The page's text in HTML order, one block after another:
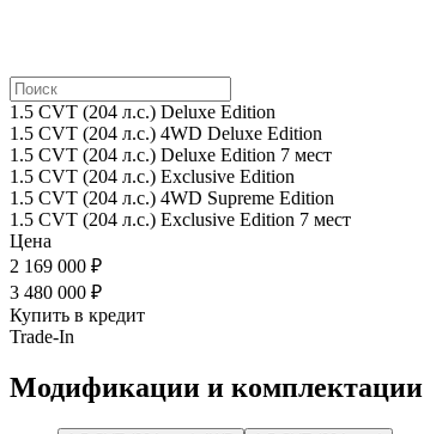
1.5 CVT (204 л.с.) Deluxe Edition
1.5 CVT (204 л.с.) 4WD Deluxe Edition
1.5 CVT (204 л.с.) Deluxe Edition 7 мест
1.5 CVT (204 л.с.) Exclusive Edition
1.5 CVT (204 л.с.) 4WD Supreme Edition
1.5 CVT (204 л.с.) Exclusive Edition 7 мест
Цена
2 169 000 ₽
3 480 000 ₽
Купить в кредит
Trade-In
Модификации и комплектации